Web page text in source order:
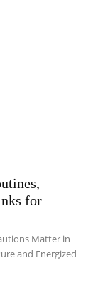
for
Matter in
and Energized